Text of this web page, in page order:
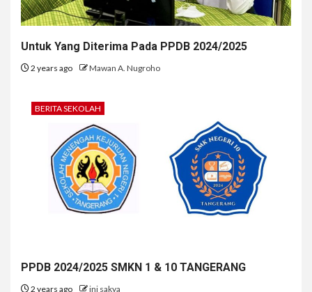
Untuk Yang Diterima Pada PPDB 2024/2025
2 years ago Mawan A. Nugroho
BERITA SEKOLAH
PPDB 2024/2025 SMKN 1 & 10 TANGERANG
2 years ago ini sakya